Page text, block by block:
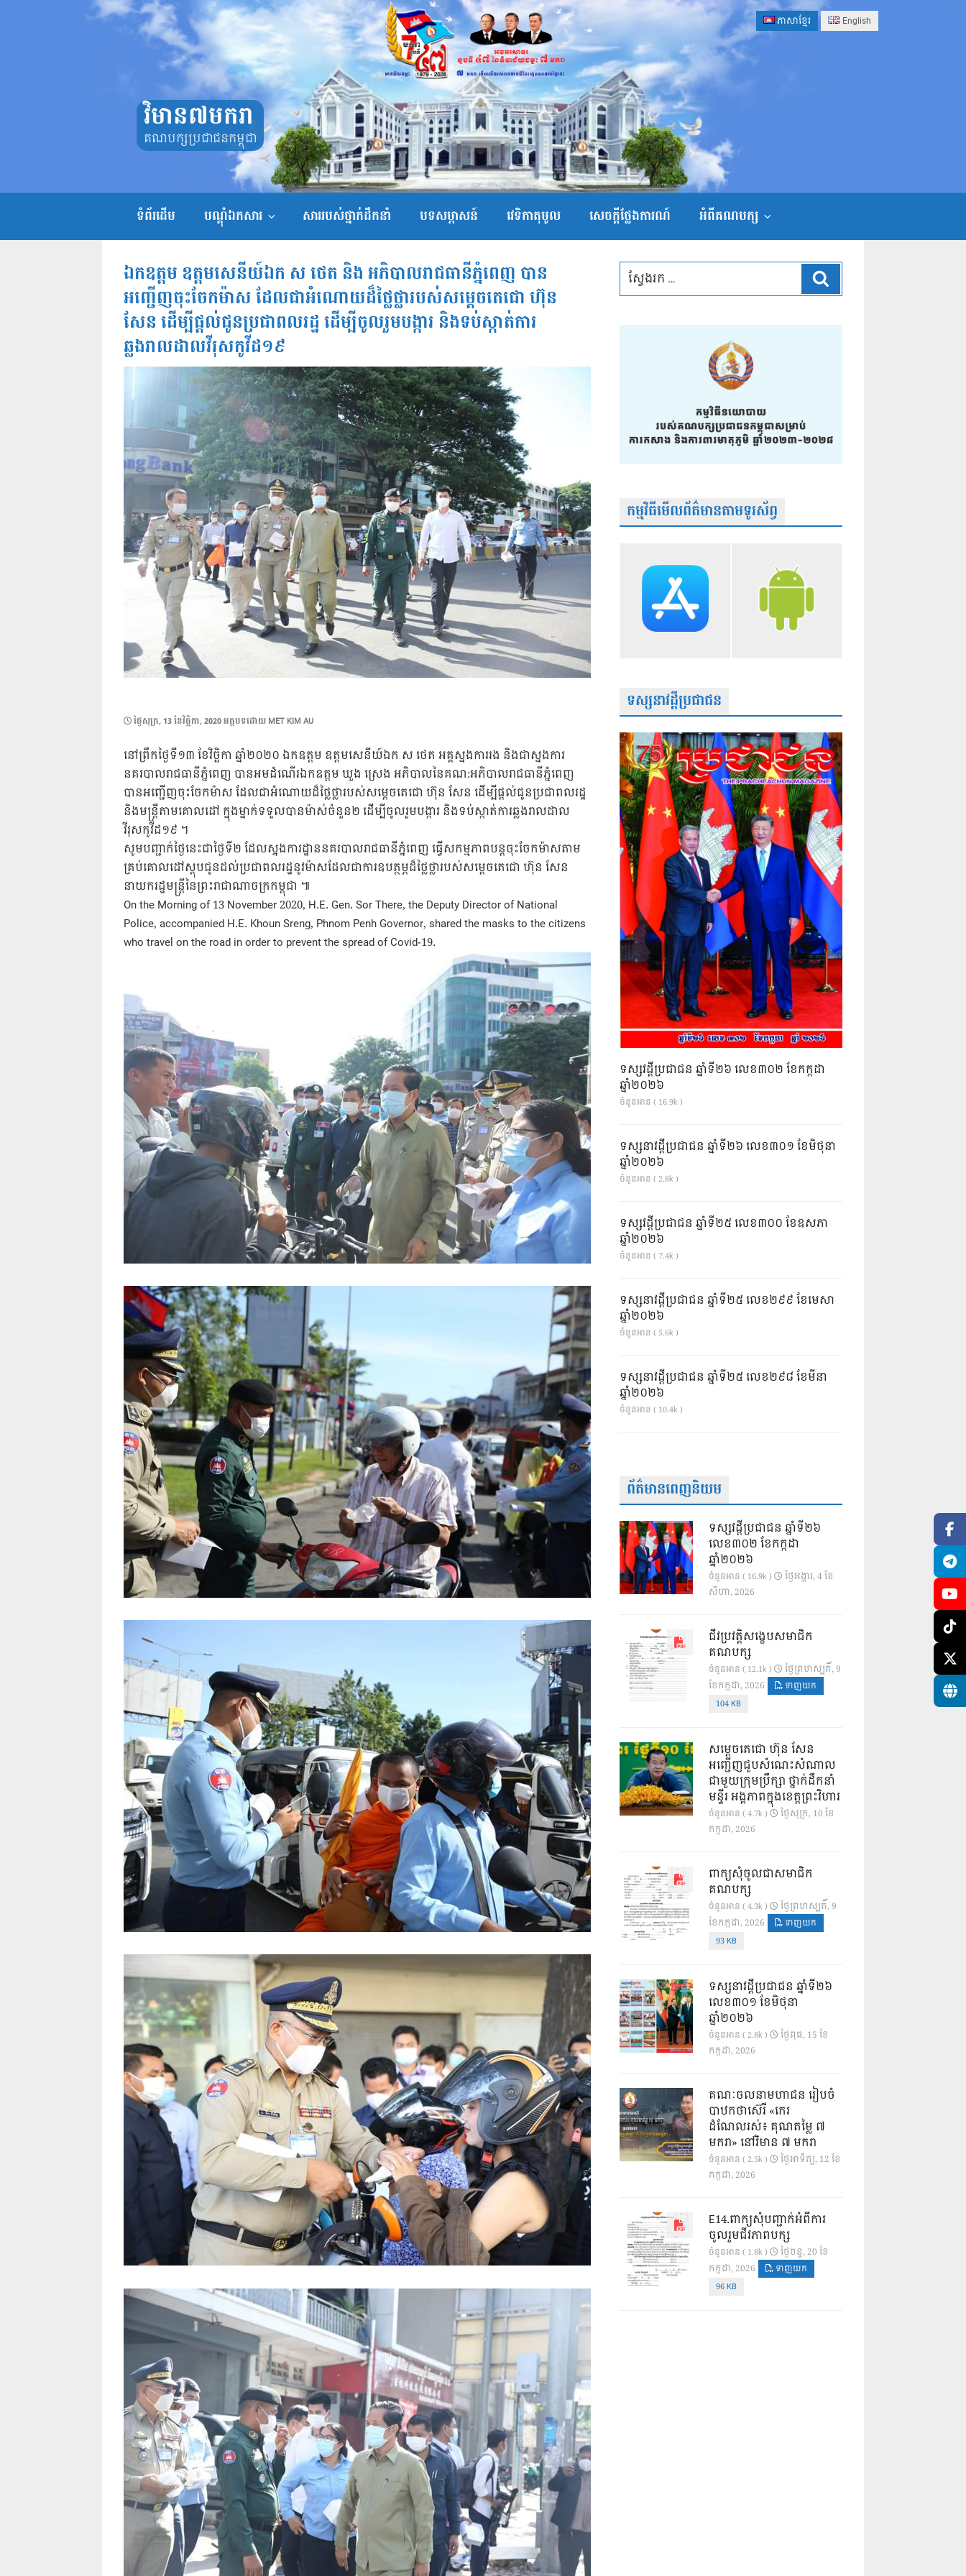
ភាសាខ្មែរ English
វិមាន៧មករា
គណបក្សប្រជាជនកម្ពុជា
ទំព័រដើម បណ្តុំឯកសារ សាររបស់ថ្នាក់ដឹកនាំ បទសម្ភាសន៍ វេទិកាតុមូល សេចក្ដីថ្លែងការណ៍ អំពីគណបក្ស
ឯកឧត្តម​ ឧត្តមសេនីយ៍ឯក​ ស​ ថេត​ និង អភិបាលរាជធានីភ្នំពេញ​ បាន
អញ្ជេីញចុះចែកម៉ាស ដែលជាអំណោយដ៏ថ្លៃថ្លារបស់សម្តេចតេជោ​ ហ៊ុន​
សែន​ ដេីម្បីផ្តល់ជូនប្រជាពលរដ្ឋ​ ដេីម្បីចូលរួមបង្ការ​ និងទប់ស្កាត់ការ
ឆ្លងរាលដាលវីរុសកូវីដ១៩
POSTED
ថ្ងៃ​សុក្រ, 13 ខែ​វិច្ឆិកា, 2020អត្ថបទដោយ MET KIM AU
នៅព្រឹកថ្ងៃទី១៣ ខែវិច្ឆិកា​ ឆ្នាំ២០២០​ ឯកឧត្តម​ ឧត្តមសេនីយ៍ឯក​ ស​ ថេត​ អគ្គស្នងការរង​ និងជាស្នងការ
នគរបាលរាជធានីភ្នំពេញ​ បានអមដំណេីរឯកឧត្តម​ ឃួង​ ស្រេង​ អភិបាលនៃគណ:អភិបាលរាជធានីភ្នំពេញ​
បានអញ្ជេីញចុះចែកម៉ាស ដែលជាអំណោយដ៏ថ្លៃថ្លារបស់សម្តេចតេជោ​ ហ៊ុន​ សែន​ ដេីម្បីផ្តល់ជូនប្រជាពលរដ្ឋ​
និងមន្ត្រីតាមគោលដៅ​ ក្នុងម្នាក់ទទួលបានម៉ាស់ចំនួន២​ ដេីម្បីចូលរួមបង្ការ​ និងទប់ស្កាត់ការឆ្លងរាលដាល
វីរុសកូវីដ១៩​ ។
សូមបញ្ជាក់ថ្ងៃនេះជាថ្ងៃទី២​ ដែលស្នងការដ្ឋាននគរបាលរាជធានីភ្នំពេញ​ ធ្វេីសកម្មភាពបន្តចុះចែកម៉ាសតាម
គ្រប់គោលដៅស្តុបជូនដល់ប្រជាពលរដ្ឋនូវម៉ាសដែលជាការឧបត្ថម្ភដ៏ថ្លៃថ្លារបស់សម្តេចតេជោ​ ហ៊ុន​ សែន​
នាយករដ្ឋមន្ត្រីនៃព្រះរាជាណាចក្រកម្ពុជា​ ៕
On the Morning of 13 November 2020, H.E. Gen. Sor There, the Deputy Director of National
Police, accompanied H.E. Khoun Sreng, Phnom Penh Governor, shared the masks to the citizens
who travel on the road in order to prevent the spread of Covid-19.
កម្មវិធីមើលព័ត៌មានតាមទូរស័ព្វ
ទស្សនាវដ្តីប្រជាជន
ទស្សវដ្តីប្រជាជន ឆ្នាំទី២៦ លេខ៣០២ ខែកក្កដា
ឆ្នាំ២០២៦
ចំនួនអាន ( 16.9k )
ទស្សនាវដ្ដីប្រជាជន ឆ្នាំទី២៦ លេខ៣០១ ខែមិថុនា
ឆ្នាំ២០២៦
ចំនួនអាន ( 2.8k )
ទស្សវដ្តីប្រជាជន ឆ្នាំទី២៥ លេខ៣០០ ខែឧសភា
ឆ្នាំ២០២៦
ចំនួនអាន ( 7.4k )
ទស្សនាវដ្ដីប្រជាជន ឆ្នាំទី២៥ លេខ២៩៩ ខែមេសា
ឆ្នាំ២០២៦
ចំនួនអាន ( 5.6k )
ទស្សនាវដ្ដីប្រជាជន ឆ្នាំទី២៥ លេខ២៩៨ ខែមីនា
ឆ្នាំ២០២៦
ចំនួនអាន ( 10.4k )
ព័ត៌មានពេញនិយម
ទស្សវដ្តីប្រជាជន ឆ្នាំទី២៦
លេខ៣០២ ខែកក្កដា
ឆ្នាំ២០២៦
ចំនួនអាន ( 16.9k )
ថ្ងៃ​អង្គារ, 4 ខែ​
សីហា, 2026
ជីវប្រវត្តិសង្ខេបសមាជិក
គណបក្ស
ចំនួនអាន ( 12.1k )
ថ្ងៃ​ព្រហស្បតិ៍, 9
ខែ​កក្កដា, 2026
ទាញយក
104 KB
សម្តេចតេជោ ហ៊ុន សែន
អញ្ជើញជួបសំណេះសំណាល
ជាមួយក្រុមប្រឹក្សា ថ្នាក់ដឹកនាំ
មន្ទីរ អង្គភាពក្នុងខេត្តព្រះវិហារ
ចំនួនអាន ( 4.7k )
ថ្ងៃ​សុក្រ, 10 ខែ​
កក្កដា, 2026
ពាក្យសុំចូលជាសមាជិក
គណបក្ស
ចំនួនអាន ( 4.3k )
ថ្ងៃ​ព្រហស្បតិ៍, 9
ខែ​កក្កដា, 2026
ទាញយក
93 KB
ទស្សនាវដ្ដីប្រជាជន ឆ្នាំទី២៦
លេខ៣០១ ខែមិថុនា
ឆ្នាំ២០២៦
ចំនួនអាន ( 2.8k )
ថ្ងៃ​ពុធ, 15 ខែ​
កក្កដា, 2026
គណៈចលនាមហាជន រៀបចំ
បាឋកថាស៊េរី «កេរ
ដំណែលរស់៖ គុណតម្លៃ ៧
មករា» នៅវិមាន ៧ មករា
ចំនួនអាន ( 2.5k )
ថ្ងៃ​អាទិត្យ, 12 ខែ​
កក្កដា, 2026
E14.ពាក្យសុំបញ្ជាក់អំពីការ
ចូលរួមជីវភាពបក្ស
ចំនួនអាន ( 1.8k )
ថ្ងៃ​ចន្ទ, 20 ខែ​
កក្កដា, 2026
ទាញយក
96 KB